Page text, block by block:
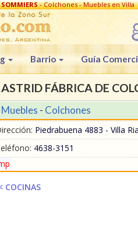
- Colchones - Muebles en Villa
Barrio Guía
ASTRID FÁBRICA DE
Muebles - Colchones
Piedrabuena 4883 - Villa
4638-3151
COCINAS